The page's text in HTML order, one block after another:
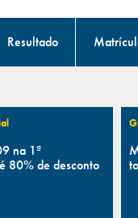
Resultado
na 1ª
80% de desconto